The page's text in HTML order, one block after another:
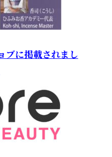
に掲載されまし